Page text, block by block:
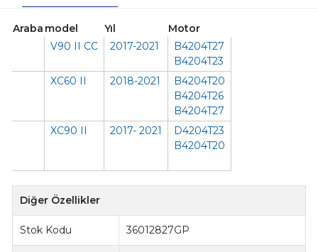
Araba model Yıl
Motor
V90 II CC
2017-2021
B4204T27
B4204T23
XC60 II
2018-2021
B4204T20
B4204T26
B4204T27
XC90 II
2017- 2021
D4204T23
B4204T20
Diğer Özellikler
Stok Kodu 36012827GP